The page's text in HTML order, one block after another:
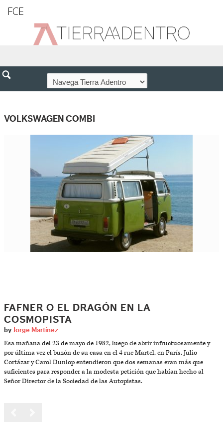
FCE
VOLKSWAGEN COMBI
FAFNER O EL DRAGÓN EN LA
COSMOPISTA
by Jorge Martínez
Esa mañana del 23 de mayo de 1982, luego de abrir infructuosamente y
por última vez el buzón de su casa en el 4 rue Martel, en París, Julio
Cortázar y Carol Dunlop entendieron que dos semanas eran más que
suficientes para responder a la modesta petición que habían hecho al
Señor Director de la Sociedad de las Autopistas.